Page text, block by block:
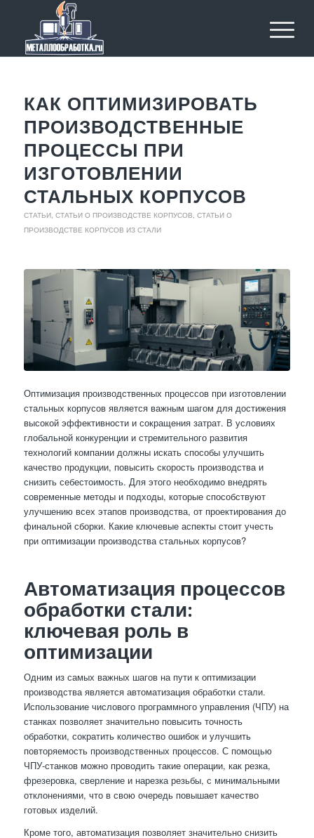
КАК ОПТИМИЗИРОВАТЬ
ПРОИЗВОДСТВЕННЫЕ
ПРОЦЕССЫ ПРИ
ИЗГОТОВЛЕНИИ
СТАЛЬНЫХ КОРПУСОВ
СТАТЬИ, СТАТЬИ О ПРОИЗВОДСТВЕ КОРПУСОВ СТАТЬИ О
ПРОИЗВОДСТВЕ КОРПУСОВ ИЗ СТАЛИ
Оптимизация производственных процессов при изготовлении
стальных корпусов является важным шагом для достижения
высокой эффективности и сокращения затрат. В условиях
глобальной конкуренции и стремительного развития
технологий компании должны искать способы улучшить
качество продукции, повысить скорость производства и
снизить себестоимость. Для этого необходимо внедрять
современные методы и подходы, которые способствуют
улучшению всех этапов производства, от проектирования до
финальной сборки. Какие ключевые аспекты стоит учесть
при оптимизации производства стальных корпусов?
Автоматизация процессов
обработки стали:
ключевая роль в
оптимизации
Одним из самых важных шагов на пути к оптимизации
производства является автоматизация обработки стали.
Использование числового программного управления (ЧПУ) на
станках позволяет значительно повысить точность
обработки, сократить количество ошибок и улучшить
повторяемость производственных процессов. С помощью
ЧПУ-станков можно проводить такие операции, как резка,
фрезеровка, сверление и нарезка резьбы, с минимальными
отклонениями, что в свою очередь повышает качество
готовых изделий.
Кроме того, автоматизация позволяет значительно снизить